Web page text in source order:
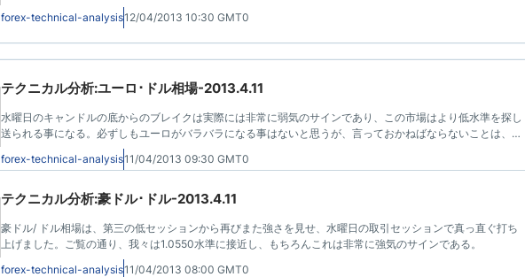
ーク方法だ。短期間に最近の比較的長い位置の放物線による記述を知る投資家の間で非常に警戒するか想像す
るのは難しくはない。
forex-technical-analysis12/04/2013 10:30 GMT0
テクニカル分析:ユーロ･ドル相場-2013.4.11
水曜日のキャンドルの底からのブレイクは実際には非常に弱気のサインであり、この市場はより低水準を探し
送られる事になる。必ずしもユーロがバラバラになる事はないと思うが、言っておかねばならないことは、こ
れらの低水準は上昇する方が理にかなっていることです。結局のところ、誰か正確に欧州問題の解決方を私に
教えてくれますか？
forex-technical-analysis11/04/2013 09:30 GMT0
テクニカル分析:豪ドル･ドル-2013.4.11
豪ドル/ ドル相場は、第三の低セッションから再びまた強さを見せ、水曜日の取引セッションで真っ直ぐ打ち
上げました。ご覧の通り、我々は1.0550水準に接近し、もちろんこれは非常に強気のサインである。
forex-technical-analysis11/04/2013 08:00 GMT0